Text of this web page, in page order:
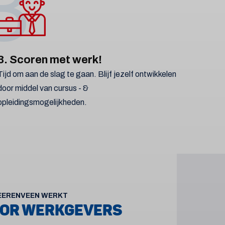
Scoren met werk!
om aan de slag te gaan. Blijf jezelf ontwikkelen
middel van cursus - &
WERKT
WERKGEVERS